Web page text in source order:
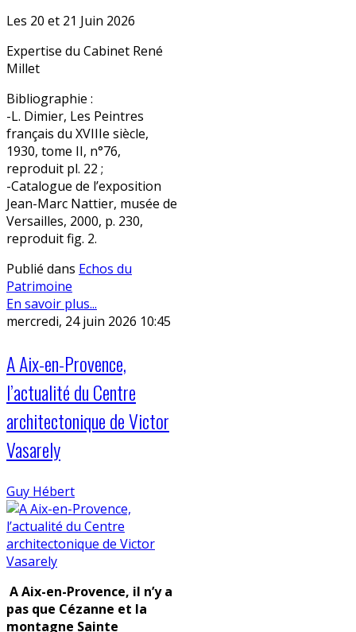
Les 20 et 21 Juin 2026
Expertise du Cabinet René
Millet
Bibliographie :
-L. Dimier, Les Peintres
français du XVIIIe siècle,
1930, tome II, n°76,
reproduit pl. 22 ;
-Catalogue de l’exposition
Jean-Marc Nattier, musée de
Versailles, 2000, p. 230,
reproduit fig. 2.
Publié dans Echos du
Patrimoine
En savoir plus...
mercredi, 24 juin 2026 10:45
A Aix-en-Provence,
l’actualité du Centre
architectonique de Victor
Vasarely
Guy Hébert
A Aix-en-Provence, il n’y a
pas que Cézanne et la
montagne Sainte